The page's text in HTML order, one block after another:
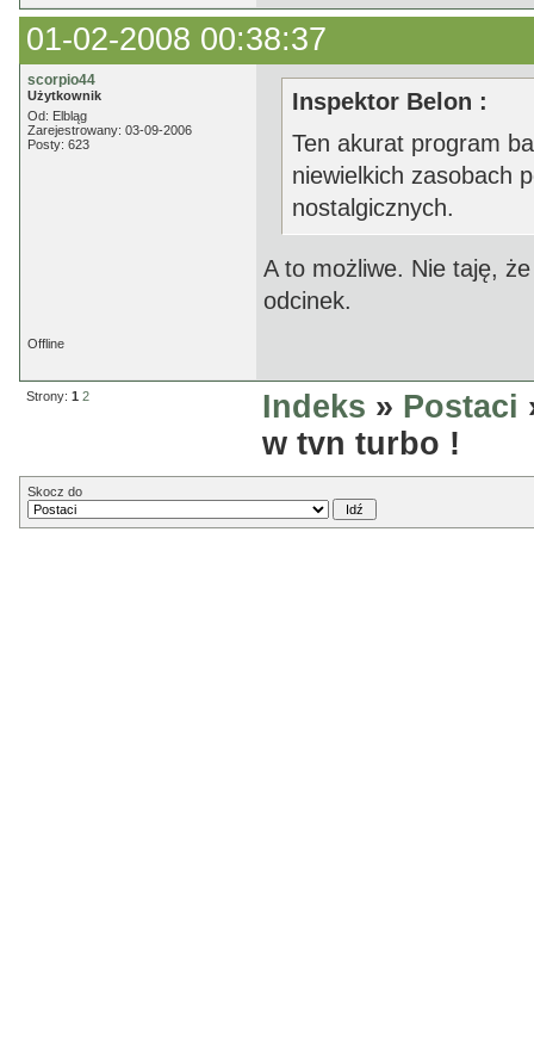
01-02-2008 00:38:37
scorpio44
Użytkownik
Od: Elbląg
Zarejestrowany: 03-09-2006
Posty: 623
Inspektor Belon :
Ten akurat program
niewielkich zasobach
nostalgicznych.
A to możliwe. Nie taję,
odcinek.
Offline
Strony: 1 2 Indeks » Postaci
w tvn turbo !
Skocz do